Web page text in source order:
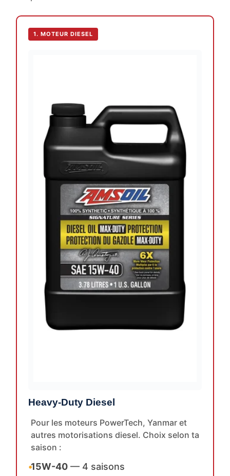
1. MOTEUR DIESEL
Heavy-Duty Diesel
Pour les moteurs PowerTech, Yanmar et
autres motorisations diesel. Choix selon ta
saison :
•15W-40 — 4 saisons